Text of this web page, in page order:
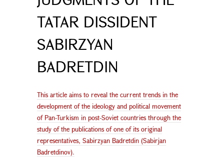
TATAR DISSIDENT
SABIRZYAN
BADRETDIN
This article aims to reveal the current trends in the
development of the ideology and political movement
of Pan-Turkism in post-Soviet countries through the
study of the publications of one of its original
representatives, Sabirzyan Badretdin (Sabirjan
Badretdinov).